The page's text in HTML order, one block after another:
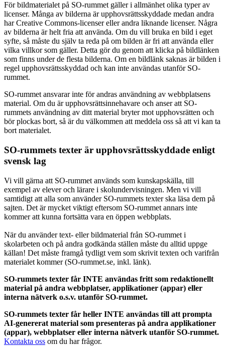
För bildmaterialet på SO-rummet gäller i allmänhet olika typer av
licenser. Många av bilderna är upphovsrättsskyddade medan andra
har Creative Commons-licenser eller andra liknande licenser. Några
av bilderna är helt fria att använda. Om du vill bruka en bild i eget
syfte, så måste du själv ta reda på om bilden är fri att använda eller
vilka villkor som gäller. Detta gör du genom att klicka på bildlänken
som finns under de flesta bilderna. Om en bildlänk saknas är bilden i
regel upphovsrättsskyddad och kan inte användas utanför SO-
rummet.
SO-rummet ansvarar inte för andras användning av webbplatsens
material. Om du är upphovsrättsinnehavare och anser att SO-
rummets användning av ditt material bryter mot upphovsrätten och
bör plockas bort, så är du välkommen att meddela oss så att vi kan ta
bort materialet.
SO-rummets texter är upphovsrättsskyddade enligt
svensk lag
Vi vill gärna att SO-rummet används som kunskapskälla, till
exempel av elever och lärare i skolundervisningen. Men vi vill
samtidigt att alla som använder SO-rummets texter ska läsa dem på
sajten. Det är mycket viktigt eftersom SO-rummet annars inte
kommer att kunna fortsätta vara en öppen webbplats.
När du använder text- eller bildmaterial från SO-rummet i
skolarbeten och på andra godkända ställen måste du alltid uppge
källan! Det måste framgå tydligt vem som skrivit texten och varifrån
materialet kommer (SO-rummet.se, inkl. länk).
SO-rummets texter får INTE användas fritt som redaktionellt
material på andra webbplatser, applikationer (appar) eller
interna nätverk o.s.v. utanför SO-rummet.
SO-rummets texter får heller INTE användas till att prompta
AI-genererat material som presenteras på andra applikationer
(appar), webbplatser eller interna nätverk utanför SO-rummet.
Kontakta oss om du har frågor.